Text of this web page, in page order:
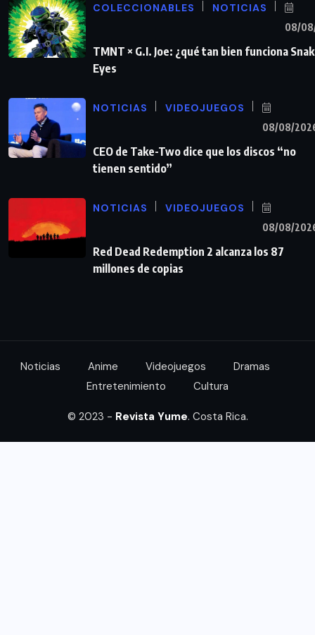
COLECCIONABLES NOTICIAS
08/
TMNT × G.I. Joe: ¿qué tan bien funciona
Eyes
NOTICIAS VIDEOJUEGOS
08/08/
CEO de Take-Two dice que los discos “no
tienen sentido”
NOTICIAS VIDEOJUEGOS
08/08/
Red Dead Redemption 2 alcanza los 87
millones de copias
Noticias Anime Videojuegos
Dramas
Entretenimiento
Cultura
© 2023 - Revista Yume. Costa Rica.